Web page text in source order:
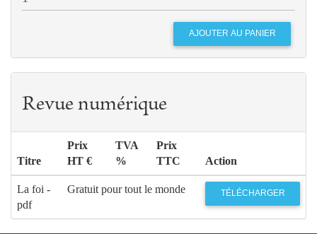
Revue numérique
Titre
Prix
HT €
TVA
%
Prix
TTC
Action
La foi -
pdf
Gratuit pour tout le monde TÉLÉCHARGER